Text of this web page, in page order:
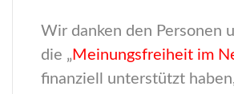
Wir danken den Personen
die „ Meinungsfreiheit im
finanziell unterstützt